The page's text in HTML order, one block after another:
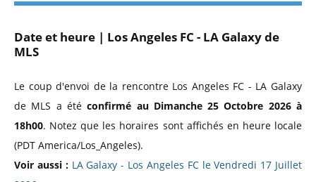
Date et heure | Los Angeles FC - LA Galaxy de
MLS
Le coup d'envoi de la rencontre Los Angeles FC - LA Galaxy
de MLS a étéconfirmé au Dimanche 25 Octobre 2026 à
18h00. Notez que les horaires sont affichés en heure locale
(PDT America/Los_Angeles).
Voir aussi : LA Galaxy - Los Angeles FC le Vendredi 17 Juillet